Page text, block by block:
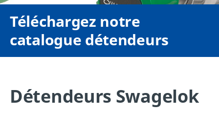
Téléchargez notre
catalogue détendeurs
Détendeurs Swagelok